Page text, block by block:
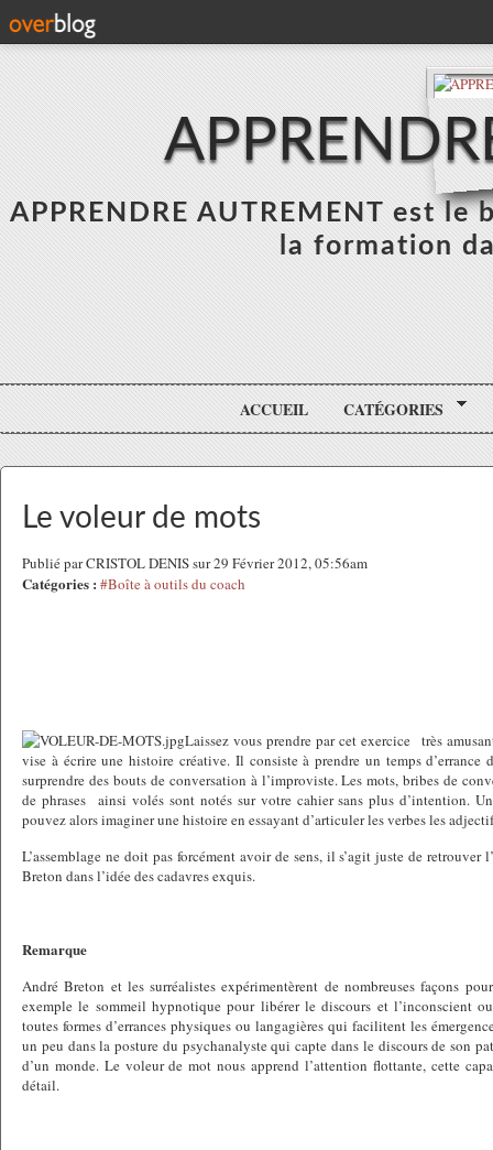
APPRENDRE AUTREMENT est
la formation
ACCUEIL CATÉGORIES
Le voleur de mots
Publié par CRISTOL DENIS sur 29 Février 2012, 05:56am
Catégories : #Boîte à outils du coach
Laissez vous prendre par cet exercice très
vise à écrire une histoire créative. Il consiste à prendre un temps
surprendre des bouts de conversation à l’improviste. Les mots, bribes de
de phrases
ainsi volés sont notés sur votre cahier sans plus d’intention.
pouvez alors imaginer une histoire en essayant d’articuler les verbes les
L’assemblage ne doit pas forcément avoir de sens, il s’agit juste de retrouver
Breton dans l’idée des cadavres exquis.
Remarque
André Breton et les surréalistes expérimentèrent de nombreuses façons
exemple le sommeil hypnotique pour libérer le discours et l’inconscient
toutes formes d’errances physiques ou langagières qui facilitent les
un peu dans la posture du psychanalyste qui capte dans le discours de son
d’un monde. Le voleur de mot nous apprend l’attention flottante, cette
détail.